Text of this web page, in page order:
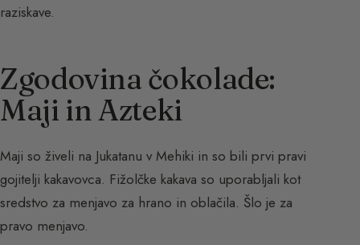
raziskave.
Zgodovina čokolade:
Maji in Azteki
Maji so živeli na Jukatanu v Mehiki in so bili prvi pravi
gojitelji kakavovca. Fižolčke kakava so uporabljali kot
sredstvo za menjavo za hrano in oblačila. Šlo je za
pravo menjavo.